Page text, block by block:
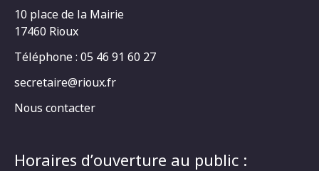
10 place de la Mairie
17460 Rioux
Téléphone : 05 46 91 60 27
secretaire@rioux.fr
Nous contacter
Horaires d’ouverture au public :